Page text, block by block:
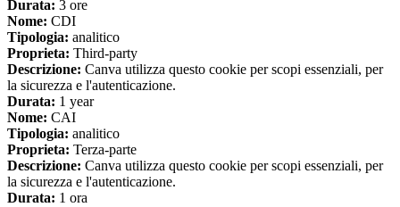
Durata: 3 ore
Nome: CDI
Tipologia: analitico
Proprieta: Third-party
Descrizione: Canva utilizza questo cookie per scopi essenziali, per
la sicurezza e l'autenticazione.
Durata: 1 year
Nome: CAI
Tipologia: analitico
Proprieta: Terza-parte
Descrizione: Canva utilizza questo cookie per scopi essenziali, per
la sicurezza e l'autenticazione.
Durata: 1 ora